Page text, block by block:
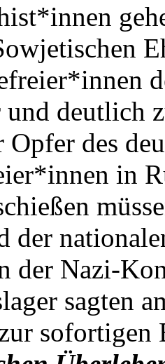
deutlich
des
in
der
der Nazi-
sagten
sofortigen